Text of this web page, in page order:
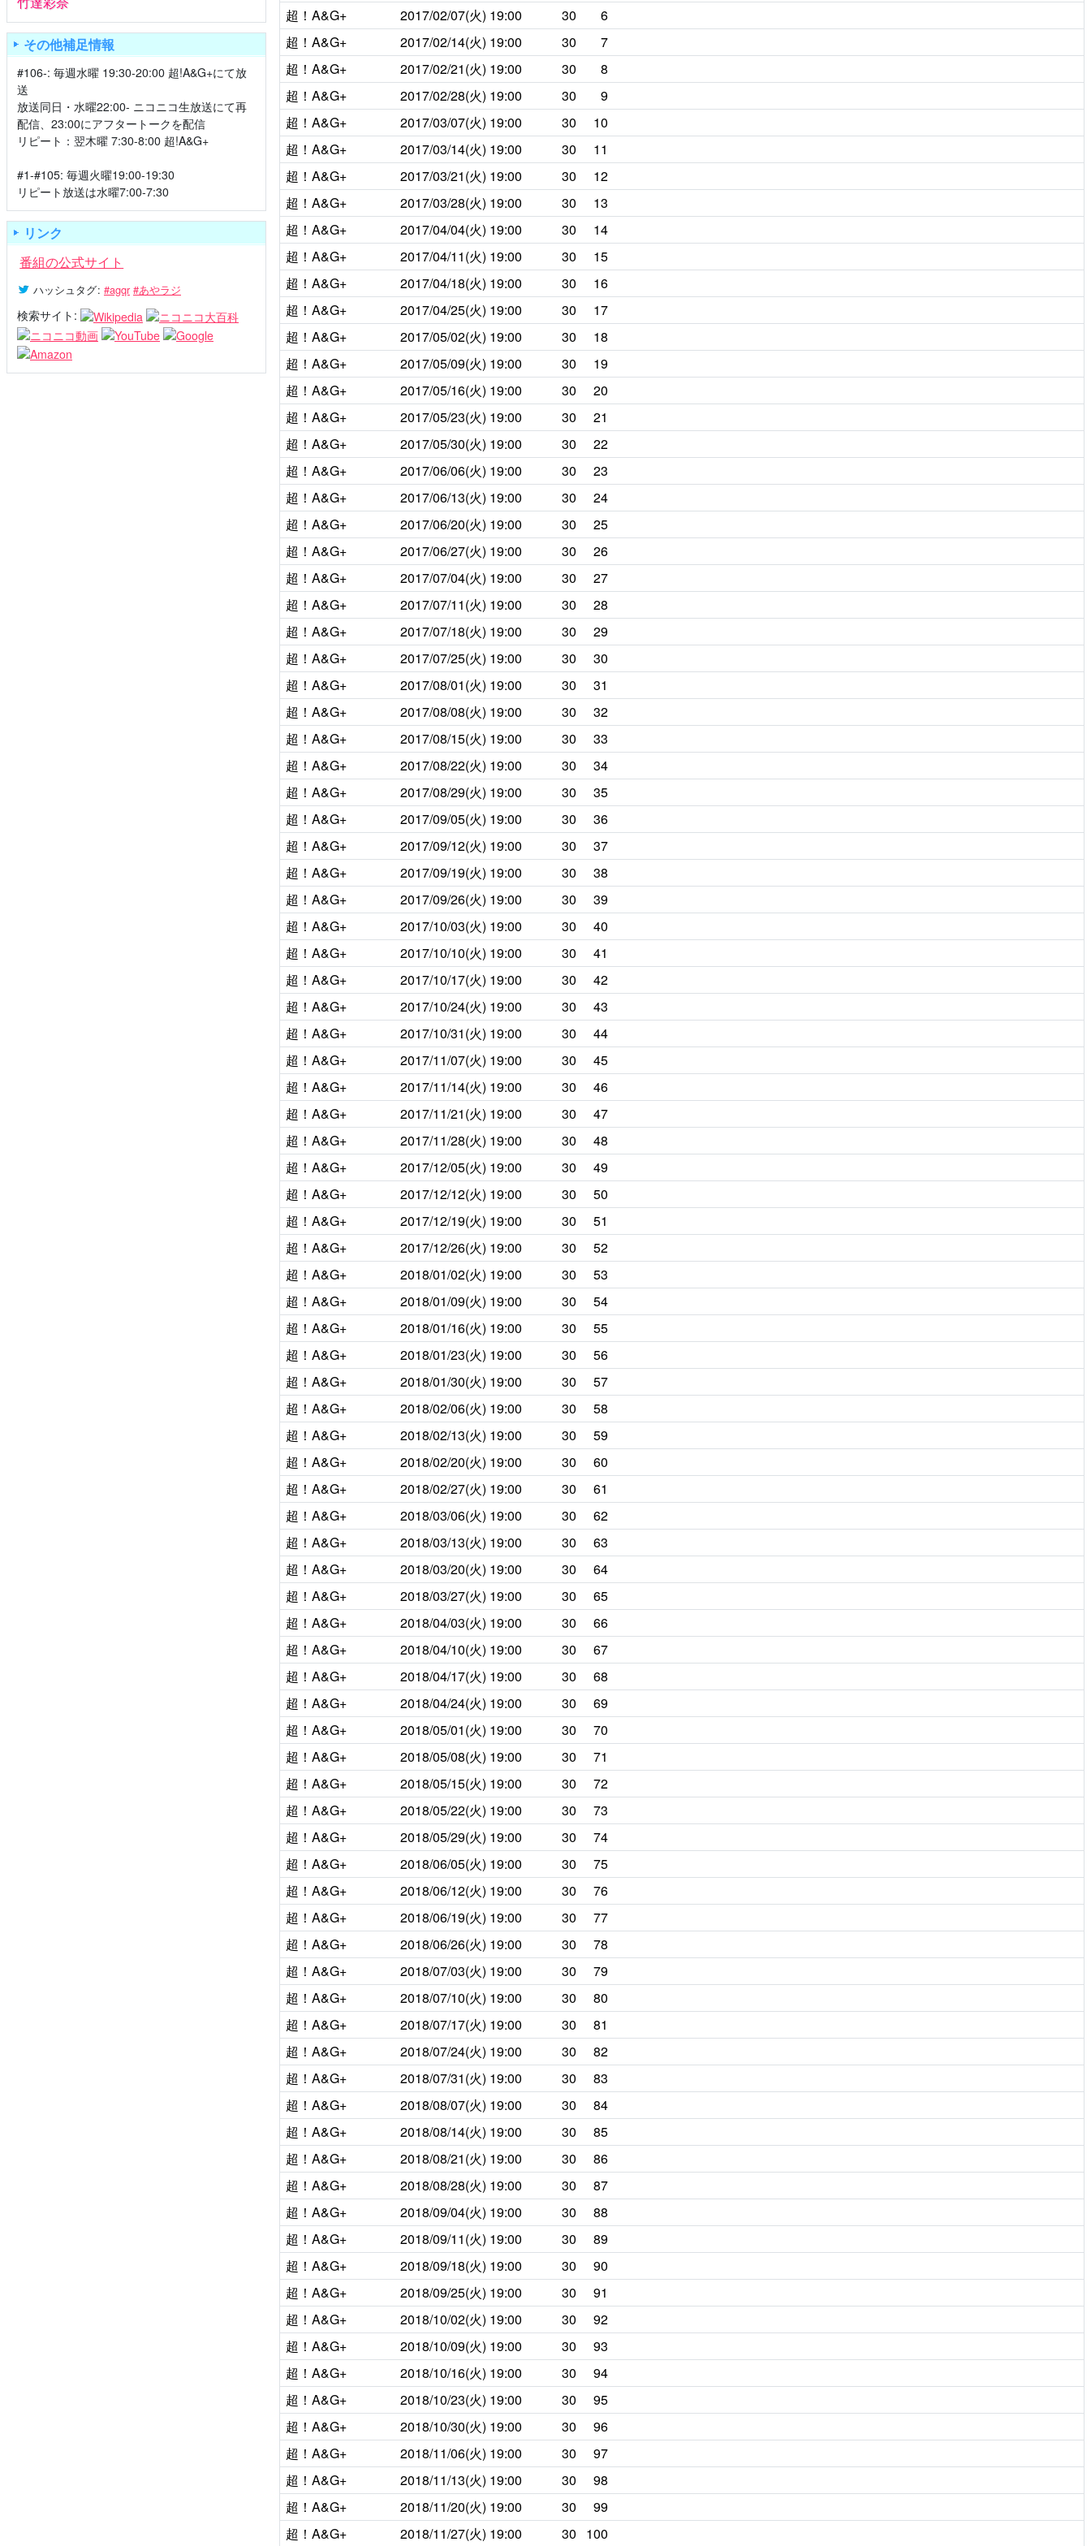
超！A&G+
2017/02/07(火) 19:00 30
6
超！A&G+
2017/02/14(火) 19:00 30
7
超！A&G+
2017/02/21(火) 19:00 30
8
超！A&G+
2017/02/28(火) 19:00 30
9
超！A&G+
2017/03/07(火) 19:00 30
10
超！A&G+
2017/03/14(火) 19:00 30
11
超！A&G+
2017/03/21(火) 19:00 30
12
超！A&G+
2017/03/28(火) 19:00 30
13
超！A&G+
2017/04/04(火) 19:00 30
14
超！A&G+
2017/04/11(火) 19:00 30
15
超！A&G+
2017/04/18(火) 19:00 30
16
超！A&G+
2017/04/25(火) 19:00 30
17
超！A&G+
2017/05/02(火) 19:00 30
18
超！A&G+
2017/05/09(火) 19:00 30
19
超！A&G+
2017/05/16(火) 19:00 30
20
超！A&G+
2017/05/23(火) 19:00 30
21
超！A&G+
2017/05/30(火) 19:00 30
22
超！A&G+
2017/06/06(火) 19:00 30
23
超！A&G+
2017/06/13(火) 19:00 30
24
超！A&G+
2017/06/20(火) 19:00 30
25
超！A&G+
2017/06/27(火) 19:00 30
26
超！A&G+
2017/07/04(火) 19:00 30
27
超！A&G+
2017/07/11(火) 19:00 30
28
超！A&G+
2017/07/18(火) 19:00 30
29
超！A&G+
2017/07/25(火) 19:00 30
30
超！A&G+
2017/08/01(火) 19:00 30
31
超！A&G+
2017/08/08(火) 19:00 30
32
超！A&G+
2017/08/15(火) 19:00 30
33
超！A&G+
2017/08/22(火) 19:00 30
34
超！A&G+
2017/08/29(火) 19:00 30
35
超！A&G+
2017/09/05(火) 19:00 30
36
超！A&G+
2017/09/12(火) 19:00 30
37
超！A&G+
2017/09/19(火) 19:00 30
38
超！A&G+
2017/09/26(火) 19:00 30
39
超！A&G+
2017/10/03(火) 19:00 30
40
超！A&G+
2017/10/10(火) 19:00 30
41
超！A&G+
2017/10/17(火) 19:00 30
42
超！A&G+
2017/10/24(火) 19:00 30
43
超！A&G+
2017/10/31(火) 19:00 30
44
超！A&G+
2017/11/07(火) 19:00 30
45
超！A&G+
2017/11/14(火) 19:00 30
46
超！A&G+
2017/11/21(火) 19:00 30
47
超！A&G+
2017/11/28(火) 19:00 30
48
超！A&G+
2017/12/05(火) 19:00 30
49
超！A&G+
2017/12/12(火) 19:00 30
50
超！A&G+
2017/12/19(火) 19:00 30
51
超！A&G+
2017/12/26(火) 19:00 30
52
超！A&G+
2018/01/02(火) 19:00 30
53
超！A&G+
2018/01/09(火) 19:00 30
54
超！A&G+
2018/01/16(火) 19:00 30
55
超！A&G+
2018/01/23(火) 19:00 30
56
超！A&G+
2018/01/30(火) 19:00 30
57
超！A&G+
2018/02/06(火) 19:00 30
58
超！A&G+
2018/02/13(火) 19:00 30
59
超！A&G+
2018/02/20(火) 19:00 30
60
超！A&G+
2018/02/27(火) 19:00 30
61
超！A&G+
2018/03/06(火) 19:00 30
62
超！A&G+
2018/03/13(火) 19:00 30
63
超！A&G+
2018/03/20(火) 19:00 30
64
超！A&G+
2018/03/27(火) 19:00 30
65
超！A&G+
2018/04/03(火) 19:00 30
66
超！A&G+
2018/04/10(火) 19:00 30
67
超！A&G+
2018/04/17(火) 19:00 30
68
超！A&G+
2018/04/24(火) 19:00 30
69
超！A&G+
2018/05/01(火) 19:00 30
70
超！A&G+
2018/05/08(火) 19:00 30
71
超！A&G+
2018/05/15(火) 19:00 30
72
超！A&G+
2018/05/22(火) 19:00 30
73
超！A&G+
2018/05/29(火) 19:00 30
74
超！A&G+
2018/06/05(火) 19:00 30
75
超！A&G+
2018/06/12(火) 19:00 30
76
超！A&G+
2018/06/19(火) 19:00 30
77
超！A&G+
2018/06/26(火) 19:00 30
78
超！A&G+
2018/07/03(火) 19:00 30
79
超！A&G+
2018/07/10(火) 19:00 30
80
超！A&G+
2018/07/17(火) 19:00 30
81
超！A&G+
2018/07/24(火) 19:00 30
82
超！A&G+
2018/07/31(火) 19:00 30
83
超！A&G+
2018/08/07(火) 19:00 30
84
超！A&G+
2018/08/14(火) 19:00 30
85
超！A&G+
2018/08/21(火) 19:00 30
86
超！A&G+
2018/08/28(火) 19:00 30
87
超！A&G+
2018/09/04(火) 19:00 30
88
超！A&G+
2018/09/11(火) 19:00 30
89
超！A&G+
2018/09/18(火) 19:00 30
90
超！A&G+
2018/09/25(火) 19:00 30
91
超！A&G+
2018/10/02(火) 19:00 30
92
超！A&G+
2018/10/09(火) 19:00 30
93
超！A&G+
2018/10/16(火) 19:00 30
94
超！A&G+
2018/10/23(火) 19:00 30
95
超！A&G+
2018/10/30(火) 19:00 30
96
超！A&G+
2018/11/06(火) 19:00 30
97
超！A&G+
2018/11/13(火) 19:00 30
98
超！A&G+
2018/11/20(火) 19:00 30
99
超！A&G+
2018/11/27(火) 19:00 30 100
その他補足情報
#106-: 毎週水曜 19:30-20:00 超!A&G+にて放
送
放送同日・水曜22:00- ニコニコ生放送にて再
配信、23:00にアフタートークを配信
リピート：翌木曜 7:30-8:00 超!A&G+
#1-#105: 毎週火曜19:00-19:30
リピート放送は水曜7:00-7:30
リンク
番組の公式サイト
ハッシュタグ: #agqr #あやラジ
検索サイト: